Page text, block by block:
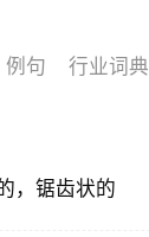
例句 行业词典
，锯齿状的